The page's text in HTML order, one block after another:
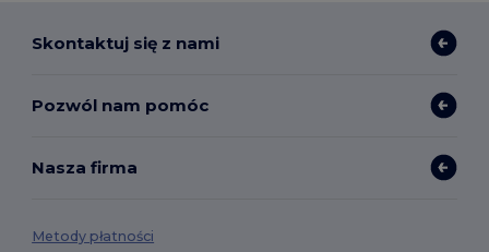
Skontaktuj się z nami
Pozwól nam pomóc
Nasza firma
Metody płatności